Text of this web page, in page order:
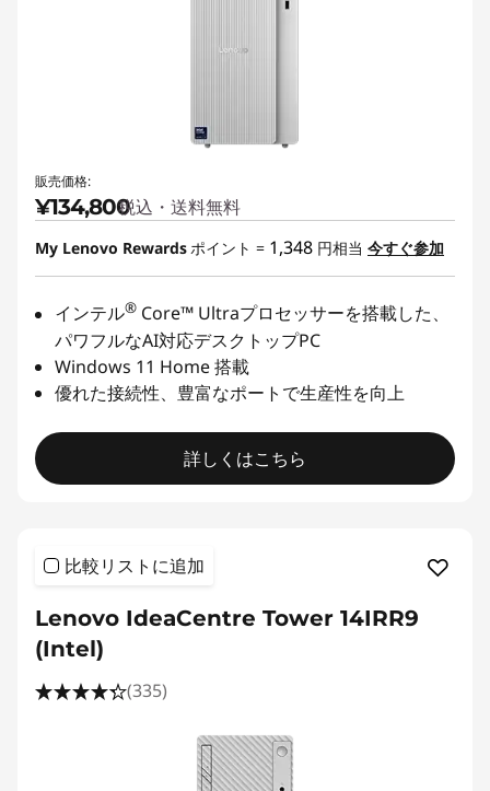
販売価格:
¥134,800税込・送料無料
My Lenovo Rewardsポイント = 1,348 円相当 今すぐ参加
インテル® Core™ Ultraプロセッサーを搭載した、
パワフルなAI対応デスクトップPC
Windows 11 Home 搭載
優れた接続性、豊富なポートで生産性を向上
詳しくはこちら
比較リストに追加
Lenovo IdeaCentre Tower 14IRR9
(Intel)
(335)